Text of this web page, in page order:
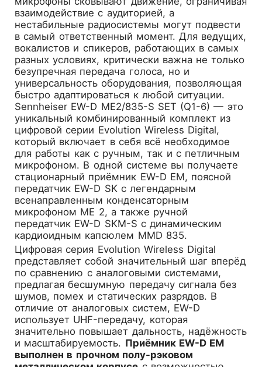
взаимодействие с аудиторией, а
нестабильные радиосистемы могут подвести
в самый ответственный момент. Для ведущих,
вокалистов и спикеров, работающих в самых
разных условиях, критически важна не только
безупречная передача голоса, но и
универсальность оборудования, позволяющая
быстро адаптироваться к любой ситуации.
Sennheiser EW-D ME2/835-S SET (Q1-6) — это
уникальный комбинированный комплект из
цифровой серии Evolution Wireless Digital,
который включает в себя всё необходимое
для работы как с ручным, так и с петличным
микрофоном. В одной системе вы получаете
стационарный приёмник EW-D EM, поясной
передатчик EW-D SK с легендарным
всенаправленным конденсаторным
микрофоном ME 2, а также ручной
передатчик EW-D SKM-S с динамическим
кардиоидным капсюлем MMD 835.
Цифровая серия Evolution Wireless Digital
представляет собой значительный шаг вперёд
по сравнению с аналоговыми системами,
предлагая бесшумную передачу сигнала без
шумов, помех и статических разрядов. В
отличие от аналоговых систем, EW-D
использует UHF-передачу, которая
значительно повышает дальность, надёжность
и масштабируемость. Приёмник EW-D EM
выполнен в прочном полу-рэковом